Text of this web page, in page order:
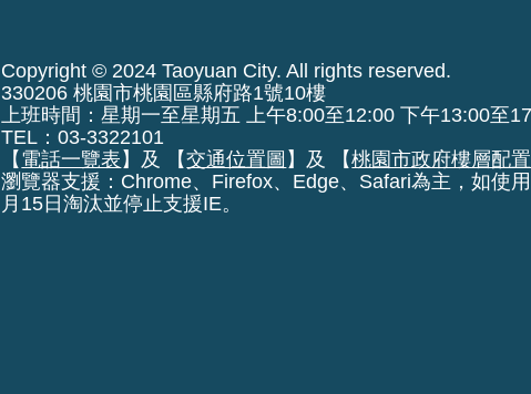
Copyright © 2024 Taoyuan City. All rights reserved.
330206 桃園市桃園區縣府路1號10樓
上班時間：星期一至星期五 上午8:00至12:00 下午13:00至
TEL：03-3322101
【 電話一覽表 】及 【交通位置圖 】及 【桃園市政府樓層配置
瀏覽器支援：Chrome、Firefox、Edge、Safari為主，如使
月15日淘汰並停止支援IE。